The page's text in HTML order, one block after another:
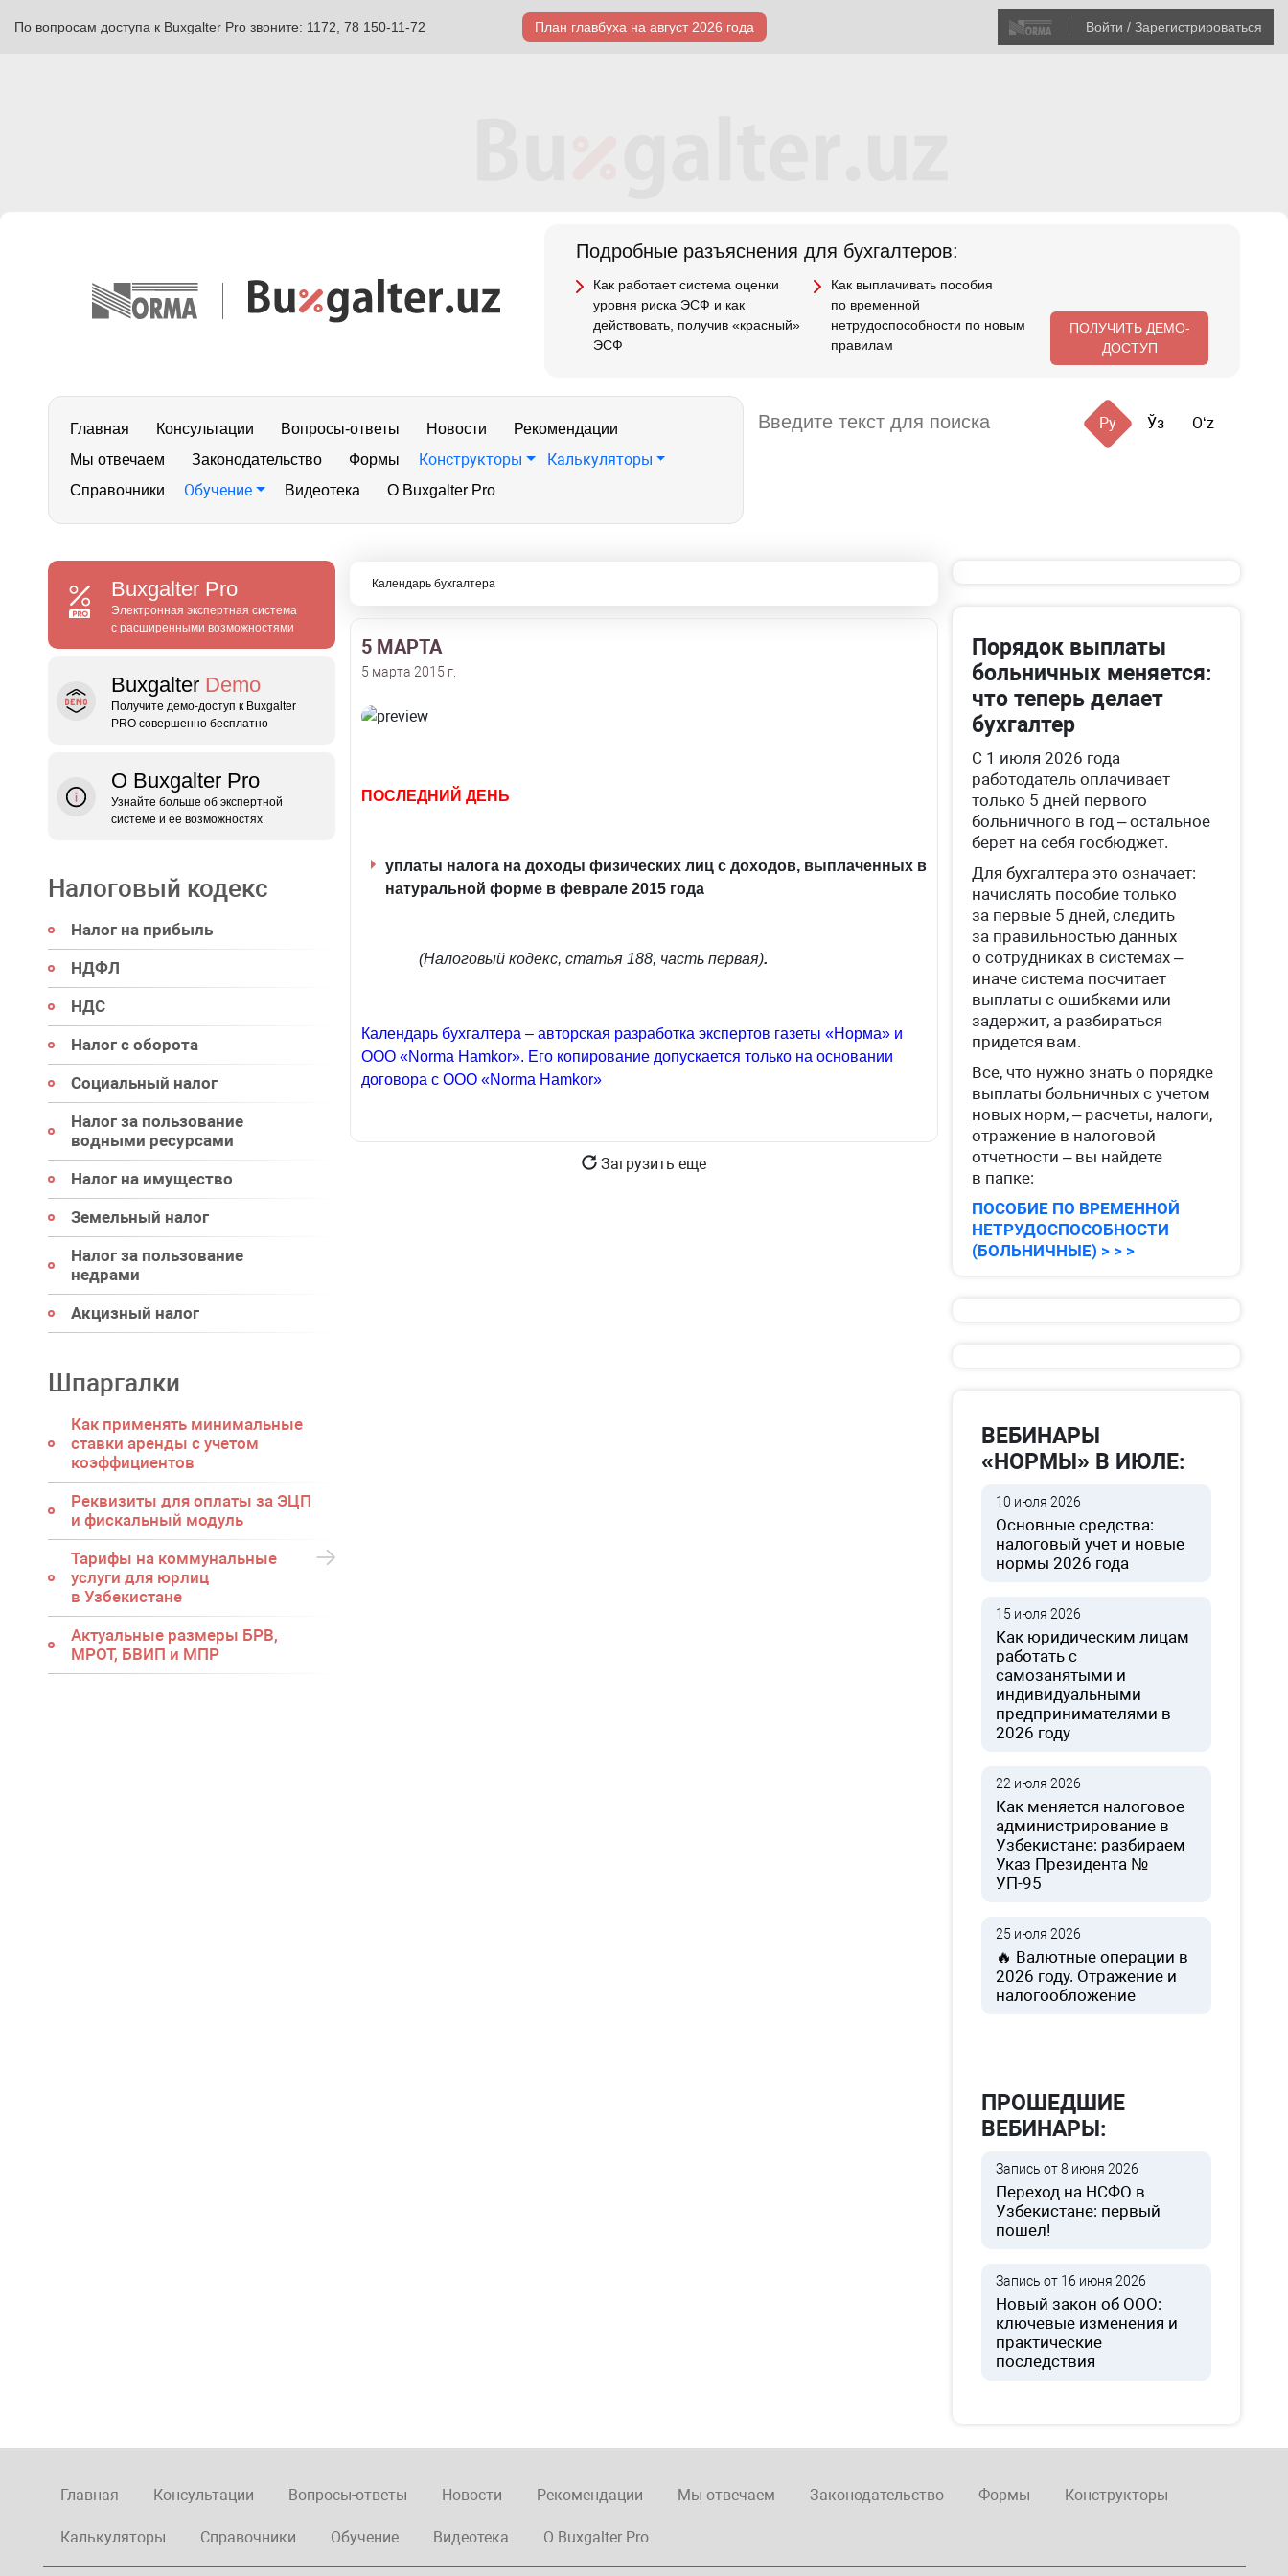
По вопросам доступа к Buxgalter Pro звоните: 1172, 78 150-11-72 План главбуха на август 2026 года Войти / Зарегистрироваться
Подробные разъяснения для бухгалтеров:
Как работает система оценки
уровня риска ЭСФ и как
действовать, получив «красный»
ЭСФ
Как выплачивать пособия
по временной
нетрудоспособности по новым
правилам
ПОЛУЧИТЬ ДЕМО-
ДОСТУП
Главная Консультации Вопросы-ответы Новости
Рекомендации
Мы отвечаем
Законодательство Формы Конструкторы Калькуляторы
Справочники Обучение Видеотека О Buxgalter Pro
Ру Ўз Oʻz
Buxgalter Pro
Электронная экспертная система
с расширенными возможностями
Buxgalter Demo
Получите демо‑доступ к Buxgalter
PRO совершенно бесплатно
О Buxgalter Pro
Узнайте больше об экспертной
системе и ее возможностях
Налоговый кодекс
Налог на прибыль
НДФЛ
НДС
Налог с оборота
Социальный налог
Налог за пользование
водными ресурсами
Налог на имущество
Земельный налог
Налог за пользование
недрами
Акцизный налог
Шпаргалки
Как применять минимальные
ставки аренды с учетом
коэффициентов
Реквизиты для оплаты за ЭЦП
и фискальный модуль
Тарифы на коммунальные
услуги для юрлиц
в Узбекистане
Актуальные размеры БРВ,
МРОТ, БВИП и МПР
Календарь бухгалтера
5 МАРТА
5 марта 2015 г.
ПОСЛЕДНИЙ ДЕНЬ
уплаты налога на доходы физических лиц c доходов, выплаченных в
натуральной форме в феврале 2015 года
(Налоговый кодекс, статья 188, часть первая).
Календарь бухгалтера – авторская разработка экспертов газеты «Норма» и
ООО «Norma Hamkor». Его копирование допускается только на основании
договора с ООО «Norma Hamkor»
Загрузить еще
Порядок выплаты
больничных меняется:
что теперь делает
бухгалтер
С 1 июля 2026 года
работодатель оплачивает
только 5 дней первого
больничного в год – остальное
берет на себя госбюджет.
Для бухгалтера это означает:
начислять пособие только
за первые 5 дней, следить
за правильностью данных
о сотрудниках в системах –
иначе система посчитает
выплаты с ошибками или
задержит, а разбираться
придется вам.
Все, что нужно знать о порядке
выплаты больничных с учетом
новых норм, – расчеты, налоги,
отражение в налоговой
отчетности – вы найдете
в папке:
ПОСОБИЕ ПО ВРЕМЕННОЙ
НЕТРУДОСПОСОБНОСТИ
(БОЛЬНИЧНЫЕ) > > >
ВЕБИНАРЫ
«НОРМЫ» В ИЮЛЕ:
10 июля 2026
Основные средства:
налоговый учет и новые
нормы 2026 года
15 июля 2026
Как юридическим лицам
работать с
самозанятыми и
индивидуальными
предпринимателями в
2026 году
22 июля 2026
Как меняется налоговое
администрирование в
Узбекистане: разбираем
Указ Президента №
УП-95
25 июля 2026
🔥 Валютные операции в
2026 году. Отражение и
налогообложение
ПРОШЕДШИЕ
ВЕБИНАРЫ:
Запись от 8 июня 2026
Переход на НСФО в
Узбекистане: первый
пошел!
Запись от 16 июня 2026
Новый закон об ООО:
ключевые изменения и
практические
последствия
Главная Консультации Вопросы-ответы Новости Рекомендации Мы отвечаем Законодательство Формы Конструкторы
Калькуляторы Справочники Обучение Видеотека О Buxgalter Pro